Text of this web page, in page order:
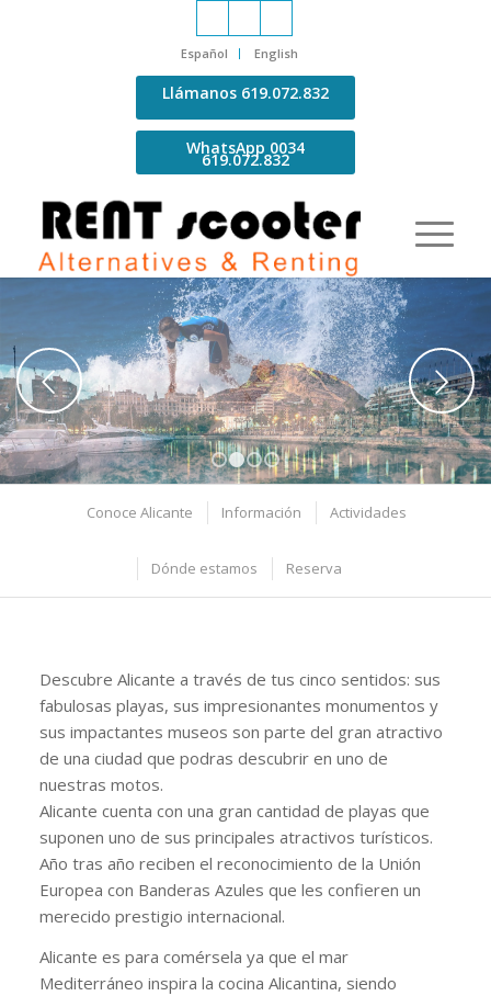
Español English
Llámanos 619.072.832
WhatsApp 0034
619.072.832
Posterior
1 2 3 4
Conoce Alicante Información Actividades
Dónde estamos Reserva
Descubre Alicante a través de tus cinco sentidos: sus
fabulosas playas, sus impresionantes monumentos y
sus impactantes museos son parte del gran atractivo
de una ciudad que podras descubrir en uno de
nuestras motos.
Alicante cuenta con una gran cantidad de playas que
suponen uno de sus principales atractivos turísticos.
Año tras año reciben el reconocimiento de la Unión
Europea con Banderas Azules que les confieren un
merecido prestigio internacional.
Alicante es para comérsela ya que el mar
Mediterráneo inspira la cocina Alicantina, siendo